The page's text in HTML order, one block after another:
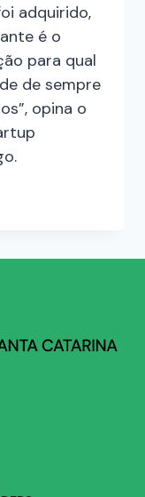
adquirido,
é o
para qual
de sempre
opina o